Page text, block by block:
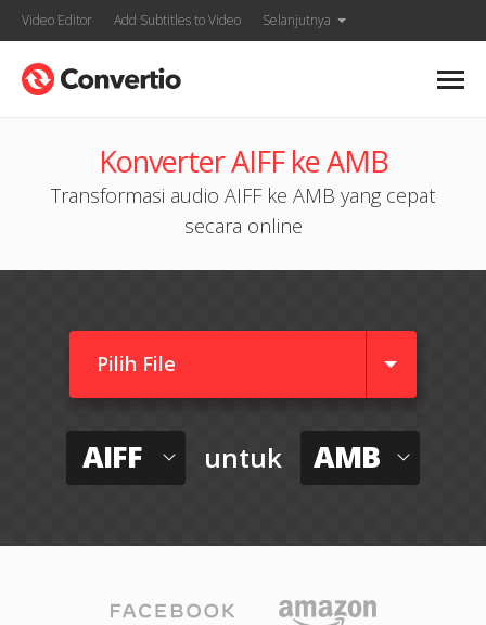
Video Editor Add Subtitles to Video Selanjutnya
Konverter AIFF ke AMB
Transformasi audio AIFF ke AMB yang cepat
secara online
Pilih File
AIFF untuk AMB